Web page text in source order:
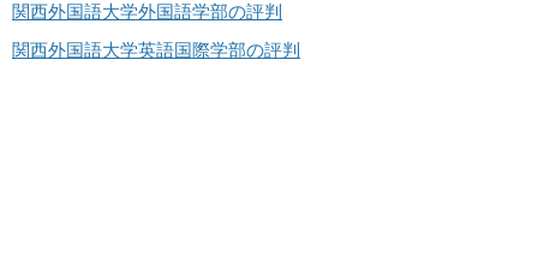
関西外国語大学外国語学部の評判
関西外国語大学英語国際学部の評判